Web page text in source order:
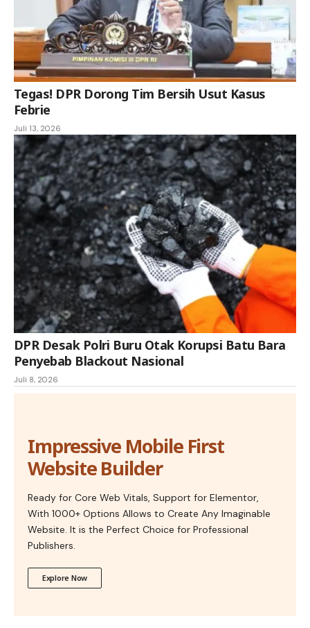
Tegas! DPR Dorong Tim Bersih Usut Kasus
Febrie
Juli 13, 2026
DPR Desak Polri Buru Otak Korupsi Batu Bara
Penyebab Blackout Nasional
Juli 8, 2026
Impressive Mobile First
Website Builder
Ready for Core Web Vitals, Support for Elementor,
With 1000+ Options Allows to Create Any Imaginable
Website. It is the Perfect Choice for Professional
Publishers.
Explore Now